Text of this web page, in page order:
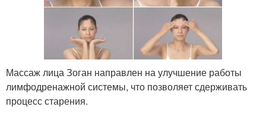
Массаж лица Зоган направлен на улучшение работы
лимфодренажной системы, что позволяет сдерживать
процесс старения.